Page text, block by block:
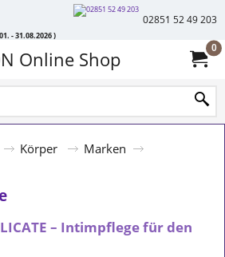
- 31.08.2026 )
02851 52 49 203
Online Shop 0
Körper
Marken
– Intimpflege für den